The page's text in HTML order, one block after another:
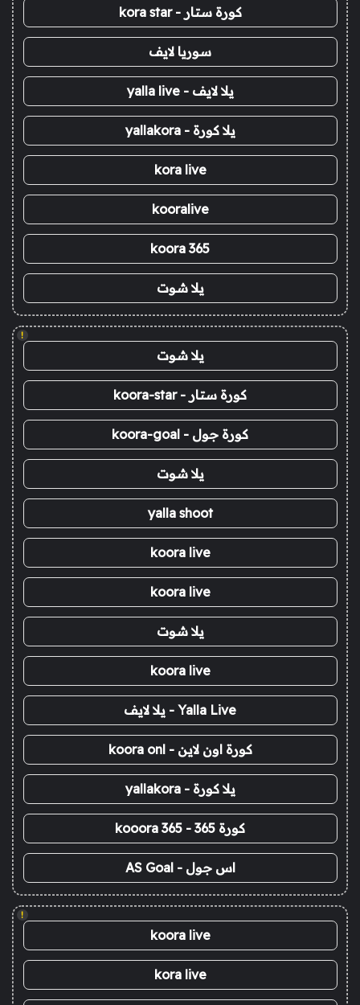
كورة ستار - kora star
سوريا لايف
يلا لايف - yalla live
يلا كورة - yallakora
kora live
kooralive
koora 365
يلا شوت
!
يلا شوت
كورة ستار - koora-star
كورة جول - koora-goal
يلا شوت
yalla shoot
koora live
koora live
يلا شوت
koora live
Yalla Live - يلا لايف
كورة اون لاين - koora onl
يلا كورة - yallakora
كورة 365 - kooora 365
اس جول - AS Goal
!
koora live
kora live